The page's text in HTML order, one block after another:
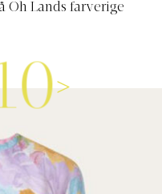
Oh Lands farverige